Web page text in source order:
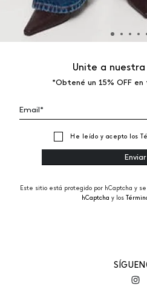
Unite a
*Obtené un 15% OFF
He leído y acepto los
Este sitio está protegido por hCaptcha y
hCaptcha y los